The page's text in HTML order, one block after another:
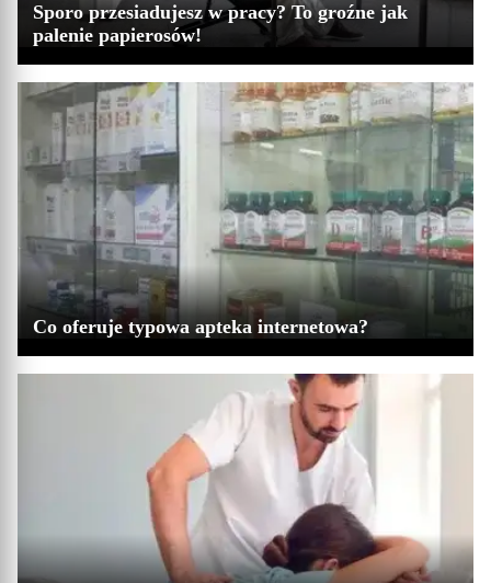
Sporo przesiadujesz w pracy? To groźne jak
palenie papierosów!
Co oferuje typowa apteka internetowa?